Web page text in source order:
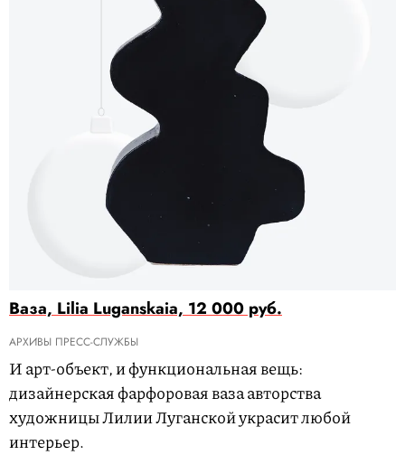
Ваза, Lilia Luganskaia, 12 000 руб.
АРХИВЫ ПРЕСС-СЛУЖБЫ
И арт-объект, и функциональная вещь:
дизайнерская фарфоровая ваза авторства
художницы Лилии Луганской украсит любой
интерьер.